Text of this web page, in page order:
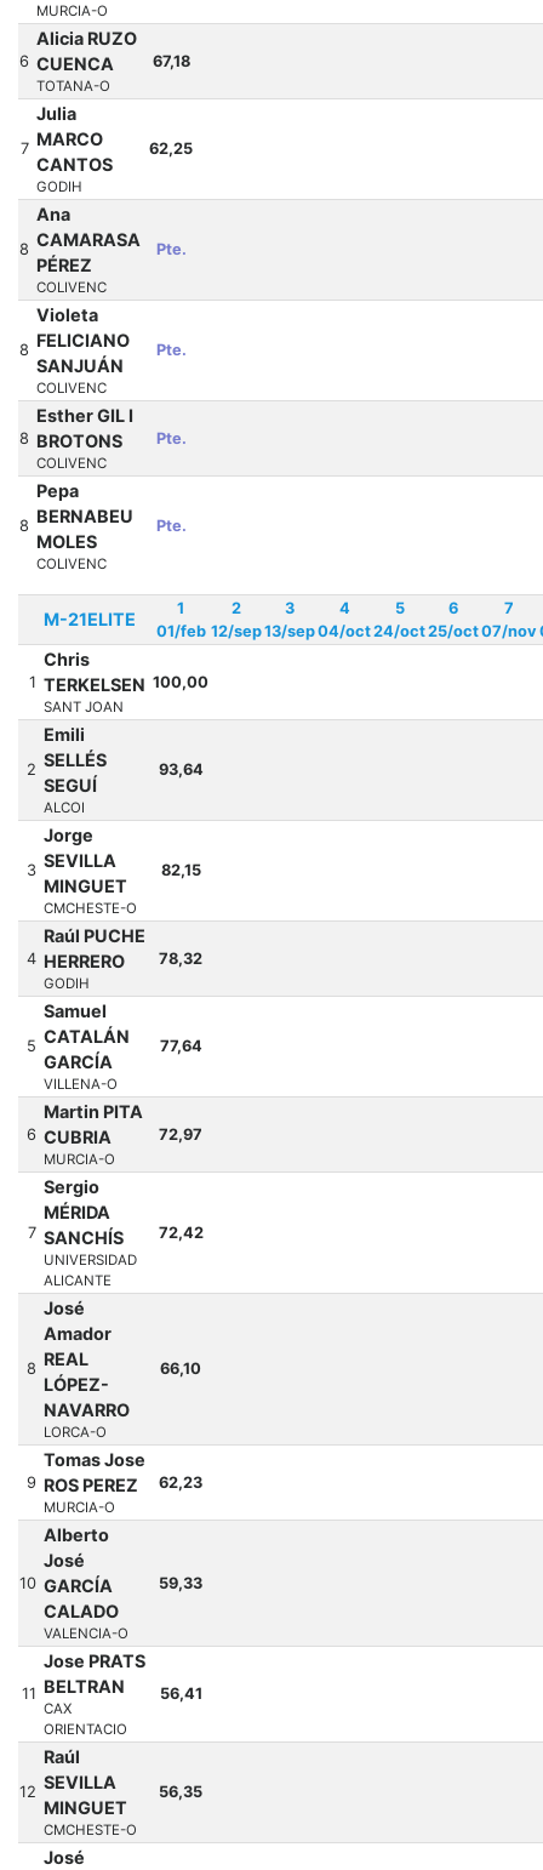
MURCIA-O
6
Alicia RUZO
CUENCA
TOTANA-O
67,18
7
Julia
MARCO
CANTOS
GODIH
62,25
8
Ana
CAMARASA
PÉREZ
COLIVENC
Pte.
8
Violeta
FELICIANO
SANJUÁN
COLIVENC
Pte.
8
Esther GIL I
BROTONS
COLIVENC
Pte.
8
Pepa
BERNABEU
MOLES
COLIVENC
Pte.
M-21ELITE
1
01/feb
2
12/sep
3
13/sep
4
04/oct
5
24/oct
6
25/oct
7
07/nov
1
Chris
TERKELSEN
SANT JOAN
100,00
2
Emili
SELLÉS
SEGUÍ
ALCOI
93,64
3
Jorge
SEVILLA
MINGUET
CMCHESTE-O
82,15
4
Raúl PUCHE
HERRERO
GODIH
78,32
5
Samuel
CATALÁN
GARCÍA
VILLENA-O
77,64
6
Martin PITA
CUBRIA
MURCIA-O
72,97
7
Sergio
MÉRIDA
SANCHÍS
UNIVERSIDAD
ALICANTE
72,42
8
José
Amador
REAL
LÓPEZ-
NAVARRO
LORCA-O
66,10
9
Tomas Jose
ROS PEREZ
MURCIA-O
62,23
10
Alberto
José
GARCÍA
CALADO
VALENCIA-O
59,33
11
Jose PRATS
BELTRAN
CAX
ORIENTACIO
56,41
12
Raúl
SEVILLA
MINGUET
CMCHESTE-O
56,35
José